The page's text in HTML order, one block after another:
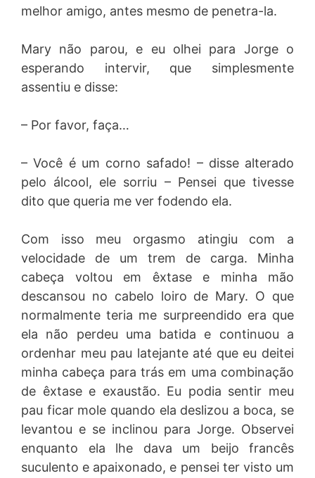
melhor amigo, antes mesmo de penetra-la.
Mary não parou, e eu olhei para Jorge o
esperando intervir, que simplesmente
assentiu e disse:
– Por favor, faça…
– Você é um corno safado! – disse alterado
pelo álcool, ele sorriu – Pensei que tivesse
dito que queria me ver fodendo ela.
Com isso meu orgasmo atingiu com a
velocidade de um trem de carga. Minha
cabeça voltou em êxtase e minha mão
descansou no cabelo loiro de Mary. O que
normalmente teria me surpreendido era que
ela não perdeu uma batida e continuou a
ordenhar meu pau latejante até que eu deitei
minha cabeça para trás em uma combinação
de êxtase e exaustão. Eu podia sentir meu
pau ficar mole quando ela deslizou a boca, se
levantou e se inclinou para Jorge. Observei
enquanto ela lhe dava um beijo francês
suculento e apaixonado, e pensei ter visto um